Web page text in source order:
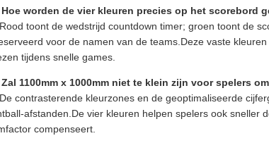
Hoe worden de vier kleuren precies op het scorebord
Rood toont de wedstrijd countdown timer; groen toont de
voor de namen van de teams.Deze vaste
tijdens snelle games.
Zal 1100mm x 1000mm niet te klein zijn voor spelers
De contrasterende kleurzones en de geoptimaliseerde
afstanden.De vier kleuren helpen spelers ook sneller
compenseert.